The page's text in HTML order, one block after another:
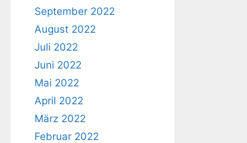
September 2022
August 2022
Juli 2022
Juni 2022
Mai 2022
April 2022
März 2022
Februar 2022